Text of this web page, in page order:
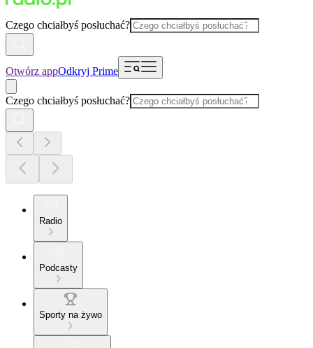
Czego chciałbyś posłuchać?
Otwórz appOdkryj Prime
Czego chciałbyś posłuchać?
Radio
Podcasty
Sporty na żywo